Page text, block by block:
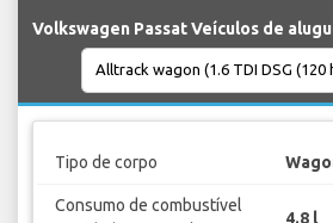
Volkswagen Passat Veículos de
Tipo de corpo
Consumo de combustível
4.8 l